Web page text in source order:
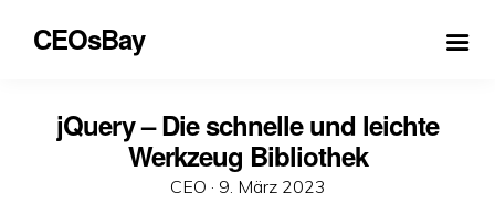
CEOsBay
jQuery – Die schnelle und leichte
Werkzeug Bibliothek
CEO · Veröffentlicht
9. März 2023